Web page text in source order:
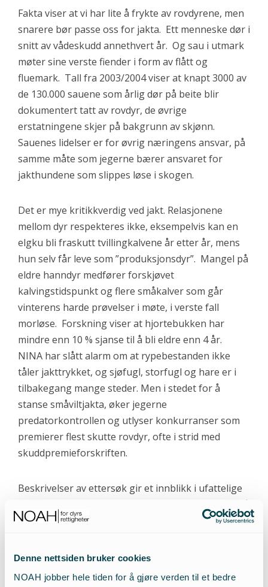
Denne nettsiden bruker cookies
NOAH jobber hele tiden for å gjøre verden til et bedre
Fakta viser at vi har lite å frykte av rovdyrene, men
snarere bør passe oss for jakta. Ett menneske dør i
snitt av vådeskudd annethvert år. Og sau i utmark
møter sine verste fiender i form av flått og
fluemark. Tall fra 2003/2004 viser at knapt 3000 av
de 130.000 sauene som årlig dør på beite blir
dokumentert tatt av rovdyr, de øvrige
erstatningene skjer på bakgrunn av skjønn.
Sauenes lidelser er for øvrig næringens ansvar, på
samme måte som jegerne bærer ansvaret for
jakthundene som slippes løse i skogen.
Det er mye kritikkverdig ved jakt. Relasjonene
mellom dyr respekteres ikke, eksempelvis kan en
elgku bli fraskutt tvillingkalvene år etter år, mens
hun selv får leve som ”produksjonsdyr”. Mangel på
eldre hanndyr medfører forskjøvet
kalvingstidspunkt og flere småkalver som går
vinterens harde prøvelser i møte, i verste fall
morløse. Forskning viser at hjortebukken har
mindre enn 10 % sjanse til å bli eldre enn 4 år.
NINA har slått alarm om at rypebestanden ikke
tåler jakttrykket, og sjøfugl, storfugl og hare er i
tilbakegang mange steder. Men i stedet for å
stanse småviltjakta, øker jegerne
predatorkontrollen og utlyser konkurranser som
premierer flest skutte rovdyr, ofte i strid med
skuddpremieforskriften.
Beskrivelser av ettersøk gir et innblikk i ufattelige
lidelser. Funn av bein, lungevev og mageinnhold på
skuddplassen sier noe om hvor skuddet har truffet,
revet over spiserør eller trengt inn i lungene eller